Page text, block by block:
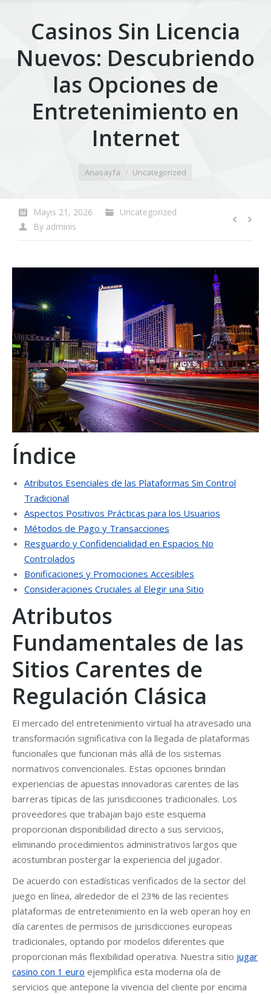
Casinos Sin Licencia
Nuevos: Descubriendo
las Opciones de
Entretenimiento en
Internet
Anasayfa Uncategorized
Mayıs 21, 2026
Uncategorized
By adminis
Índice
Atributos Esenciales de las Plataformas Sin Control
Tradicional
Aspectos Positivos Prácticas para los Usuarios
Métodos de Pago y Transacciones
Resguardo y Confidencialidad en Espacios No
Controlados
Bonificaciones y Promociones Accesibles
Consideraciones Cruciales al Elegir una Sitio
Atributos
Fundamentales de las
Sitios Carentes de
Regulación Clásica
El mercado del entretenimiento virtual ha atravesado una
transformación significativa con la llegada de plataformas
funcionales que funcionan más allá de los sistemas
normativos convencionales. Estas opciones brindan
experiencias de apuestas innovadoras carentes de las
barreras típicas de las jurisdicciones tradicionales. Los
proveedores que trabajan bajo este esquema
proporcionan disponibilidad directo a sus servicios,
eliminando procedimientos administrativos largos que
acostumbran postergar la experiencia del jugador.
De acuerdo con estadísticas verificados de la sector del
juego en línea, alrededor de el 23% de las recientes
plataformas de entretenimiento en la web operan hoy en
día carentes de permisos de jurisdicciones europeas
tradicionales, optando por modelos diferentes que
proporcionan más flexibilidad operativa. Nuestra sitio jugar
casino con 1 euro ejemplifica esta moderna ola de
servicios que antepone la vivencia del cliente por encima